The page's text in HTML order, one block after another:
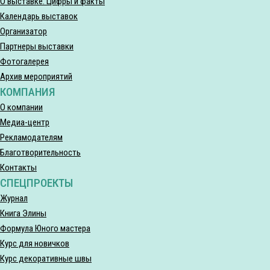
Календарь выставок
Организатор
Партнеры выставки
Фотогалерея
Архив мероприятий
КОМПАНИЯ
О компании
Медиа-центр
Рекламодателям
Благотворительность
Контакты
СПЕЦПРОЕКТЫ
Журнал
Книга Элины
Формула Юного мастера
Курс для новичков
Курс декоративные швы